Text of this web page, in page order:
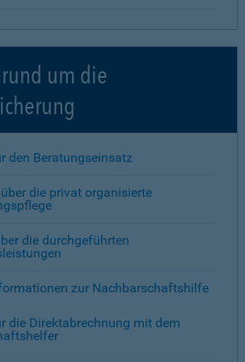
um die
den Beratungseinsatz
die privat organisierte
die durchgeführten
zur Nachbarschaftshilfe
die Direktabrechnung mit dem